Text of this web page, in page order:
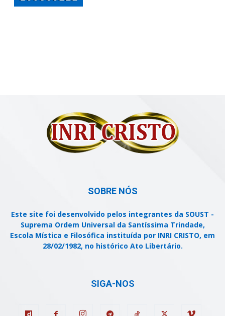
SOBRE NÓS
Este site foi desenvolvido pelos integrantes da SOUST -
Suprema Ordem Universal da Santíssima Trindade,
Escola Mística e Filosófica instituída por INRI CRISTO, em
28/02/1982, no histórico Ato Libertário.
SIGA-NOS